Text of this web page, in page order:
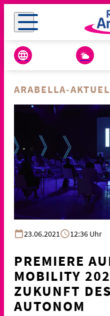
ARABELLA-
23.06.2021 12:36 Uhr
PREMIERE
MOBILITY
ZUKUNFT
AUTONOM